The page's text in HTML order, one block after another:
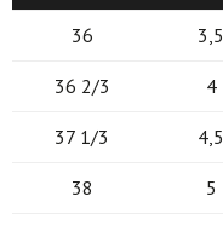
36 3,5
36 2/3 4
37 1/3 4,5
38 5